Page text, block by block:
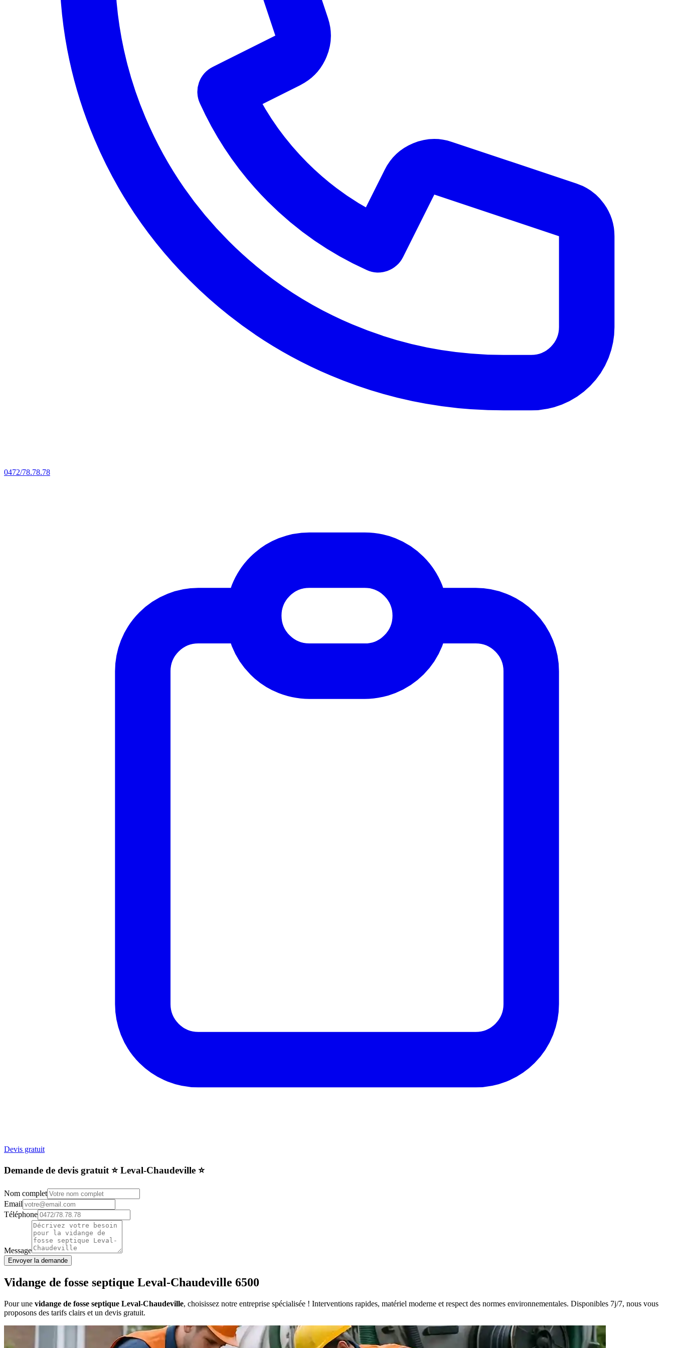
0472/78.78.78
Devis gratuit
Demande de devis gratuit ⭐️ Leval-Chaudeville ⭐️
Nom complet
Email
Téléphone
Message
Envoyer la demande
Vidange de fosse septique Leval-Chaudeville 6500
Pour une vidange de fosse septique Leval-Chaudeville, choisissez notre entreprise spécialisée ! Interventions rapides, matériel moderne et respect des normes environnementales. Disponibles 7j/7, nous vous
proposons des tarifs clairs et un devis gratuit.